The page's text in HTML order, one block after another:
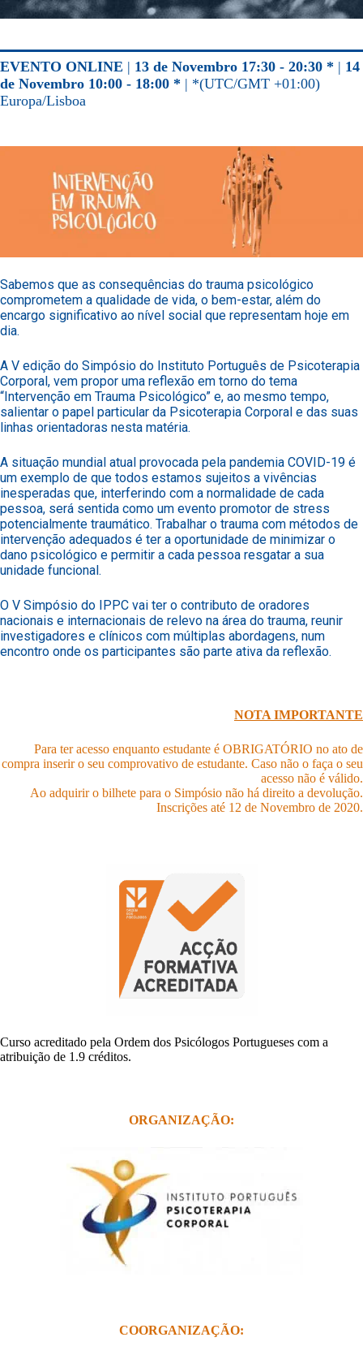
EVENTO ONLINE | 13 de Novembro 17:30 - 20:30 * | 14
de Novembro 10:00 - 18:00 * | *(UTC/GMT +01:00)
Europa/Lisboa
Sabemos que as consequências do trauma psicológico
comprometem a qualidade de vida, o bem-estar, além do
encargo significativo ao nível social que representam hoje em
dia.
A V edição do Simpósio do Instituto Português de Psicoterapia
Corporal, vem propor uma reflexão em torno do tema
“Intervenção em Trauma Psicológico” e, ao mesmo tempo,
salientar o papel particular da Psicoterapia Corporal e das suas
linhas orientadoras nesta matéria.
A situação mundial atual provocada pela pandemia COVID-19 é
um exemplo de que todos estamos sujeitos a vivências
inesperadas que, interferindo com a normalidade de cada
pessoa, será sentida como um evento promotor de stress
potencialmente traumático. Trabalhar o trauma com métodos de
intervenção adequados é ter a oportunidade de minimizar o
dano psicológico e permitir a cada pessoa resgatar a sua
unidade funcional.
O V Simpósio do IPPC vai ter o contributo de oradores
nacionais e internacionais de relevo na área do trauma, reunir
investigadores e clínicos com múltiplas abordagens, num
encontro onde os participantes são parte ativa da reflexão.
NOTA IMPORTANTE
Para ter acesso enquanto estudante é OBRIGATÓRIO no ato de
compra inserir o seu comprovativo de estudante. Caso não o faça o seu
acesso não é válido.
Ao adquirir o bilhete para o Simpósio não há direito a devolução.
Inscrições até 12 de Novembro de 2020.
Curso acreditado pela Ordem dos Psicólogos Portugueses com a
atribuição de 1.9 créditos.
ORGANIZAÇÃO:
COORGANIZAÇÃO: